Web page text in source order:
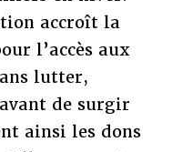
accroît la
l’accès aux
lutter,
de surgir
ainsi les dons